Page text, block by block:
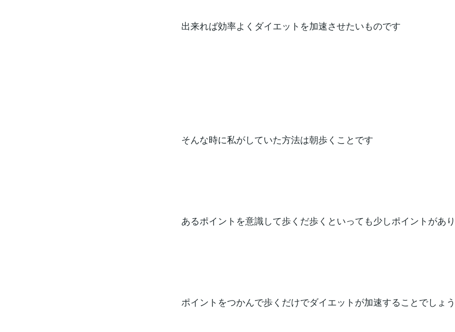
出来れば効率よくダイエットを加速させたいものです
そんな時に私がしていた方法は朝歩くことです
あるポイントを意識して歩くだ歩くといっても少しポイントがあ
ポイントをつかんで歩くだけでダイエットが加速することでしょう